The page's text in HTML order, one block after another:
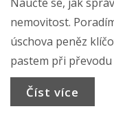
nemovitost.
úschova peněz
pastem při převodu
Číst více